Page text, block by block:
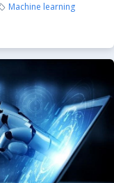
Machine learning